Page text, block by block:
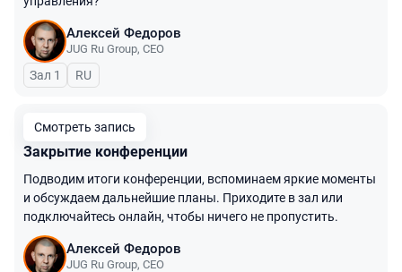
Алексей Федоров
JUG Ru Group, CEO
Зал 1 На русском языке
RU
Смотреть запись
Закрытие конференции
Подводим итоги конференции, вспоминаем яркие моменты
и обсуждаем дальнейшие планы. Приходите в зал или
подключайтесь онлайн, чтобы ничего не пропустить.
Алексей Федоров
JUG Ru Group, CEO